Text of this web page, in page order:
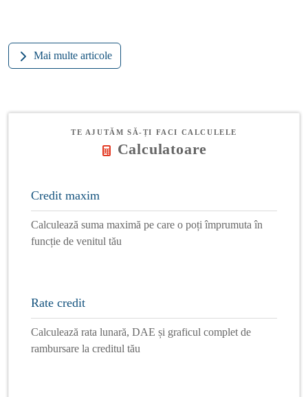
Mai multe articole
TE AJUTĂM SĂ-ȚI FACI CALCULELE
Calculatoare
Credit maxim
Calculează suma maximă pe care o poți împrumuta în
funcție de venitul tău
Rate credit
Calculează rata lunară, DAE și graficul complet de
rambursare la creditul tău